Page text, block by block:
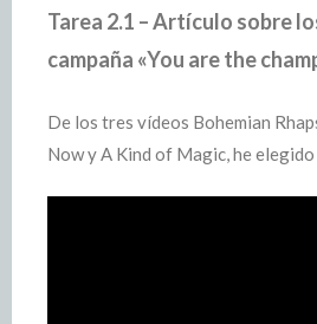
Tarea 2.1 – Artículo sobre
campaña «You are the
De los tres vídeos Bohemian
Now y A Kind of Magic, he